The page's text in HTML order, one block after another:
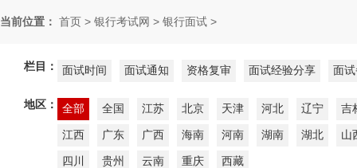
当前位置： 首页 > 银行考试网 > 银行面试 >
栏目： 面试时间 面试通知 资格复审 面试经验分享 面
地区： 全部 全国 江苏 北京 天津 河北 辽宁 吉
江西 广东 广西 海南 河南 湖南 湖北 山
四川 贵州 云南 重庆 西藏